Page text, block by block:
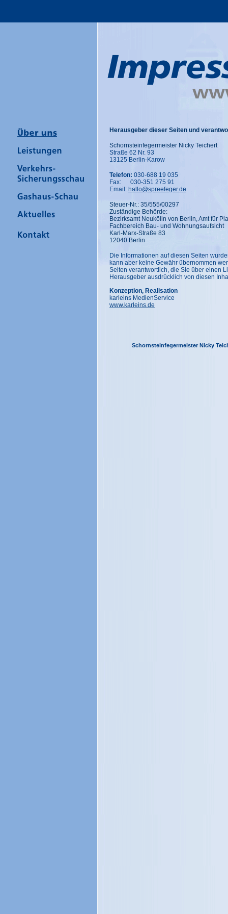
Herausgeber dieser Seiten und
Schornsteinfegermeister Nicky Teichert
Straße 62 Nr. 93
13125 Berlin-Karow
Telefon: 030-688 19 035
Fax: 030-351 275 91
Email: hallo@spreefeger.de
Steuer-Nr.: 35/555/00297
Zuständige Behörde:
Bezirksamt Neukölln von Berlin, Amt für
Fachbereich Bau- und Wohnungsaufsicht
Karl-Marx-Straße 83
12040 Berlin
Die Informationen auf diesen Seiten
kann aber keine Gewähr übernommen
Seiten verantwortlich, die Sie über einen
Herausgeber ausdrücklich von diesen
Konzeption, Realisation
karleins MedienService
www.karleins.de
Schornsteinfegermeister Nicky